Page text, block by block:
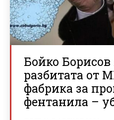
Бойко Борисов
разбитата от
фабрика за
фентанила –